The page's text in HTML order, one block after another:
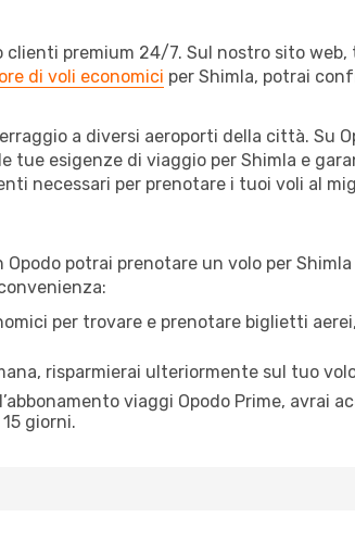
premium 24/7. Sul nostro sito
di voli economici per Shimla, potrai
a diversi aeroporti della città. Su
tue esigenze di viaggio per Shimla e
necessari per prenotare i tuoi voli al
potrai prenotare un volo per
per trovare e prenotare biglietti
risparmierai ulteriormente sul tuo
viaggi Opodo Prime, avrai
giorni.